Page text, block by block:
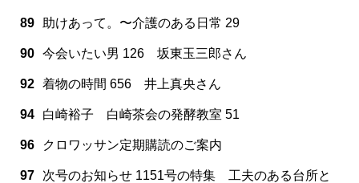
89 助けあって。〜介護のある日常 29
90 今会いたい男 126 坂東玉三郎さん
92 着物の時間 656 井上真央さん
94 白崎裕子 白崎茶会の発酵教室 51
96 クロワッサン定期購読のご案内
97 次号のお知らせ 1151号の特集 工夫のある台所と